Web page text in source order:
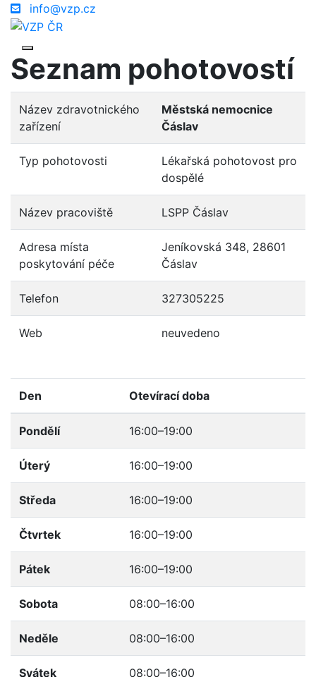
info@vzp.cz
Seznam pohotovostí
Název zdravotnického
zařízení
Městská nemocnice
Čáslav
Typ pohotovosti
Lékařská pohotovost pro
dospělé
Název pracoviště LSPP Čáslav
Adresa místa
poskytování péče
Jeníkovská 348, 28601
Čáslav
Telefon 327305225
Web neuvedeno
Den Otevírací doba
Pondělí 16:00–19:00
Úterý 16:00–19:00
Středa 16:00–19:00
Čtvrtek 16:00–19:00
Pátek 16:00–19:00
Sobota 08:00–16:00
Neděle 08:00–16:00
Svátek 08:00–16:00